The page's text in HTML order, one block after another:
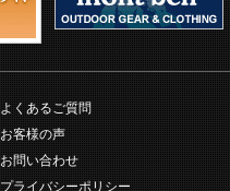
よくあるご質問
お客様の声
お問い合わせ
プライバシーポリシー